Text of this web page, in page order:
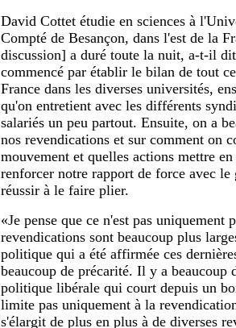
David Cottet étudie en sciences à
Compté de Besançon, dans l'est de la
discussion] a duré toute la nuit, a-t-il
commencé par établir le bilan de tout
France dans les diverses universités,
qu'on entretient avec les différents
salariés un peu partout. Ensuite, on a
nos revendications et sur comment on
mouvement et quelles actions mettre
renforcer notre rapport de force avec le
réussir à le faire plier.
«Je pense que ce n'est pas uniquement
revendications sont beaucoup plus
politique qui a été affirmée ces
beaucoup de précarité. Il y a beaucoup
politique libérale qui court depuis un
limite pas uniquement à la
s'élargit de plus en plus à de diverses